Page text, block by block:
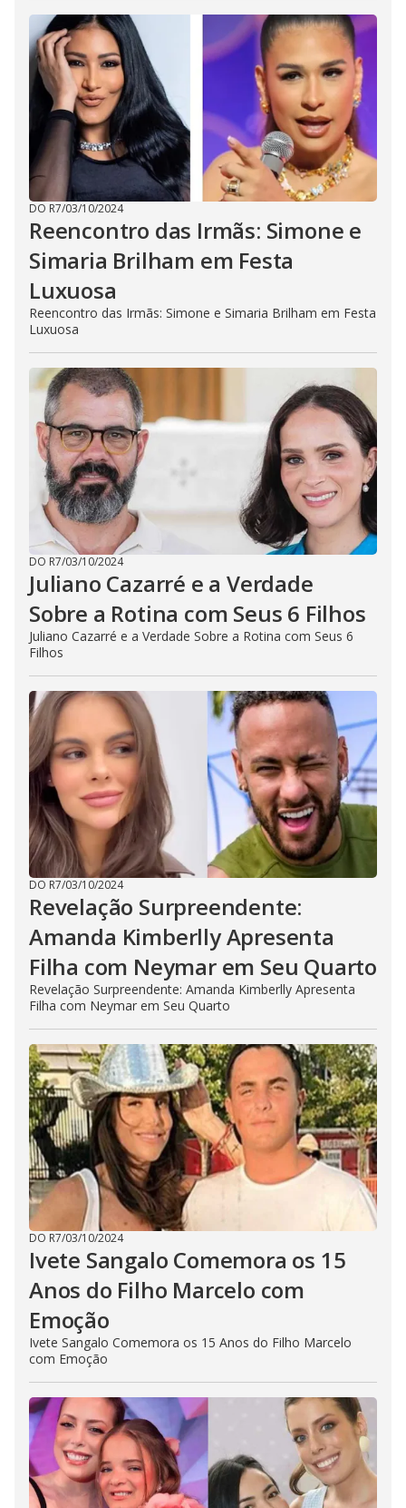
DO R7/03/10/2024
Reencontro das Irmãs: Simone e
Simaria Brilham em Festa
Luxuosa
Reencontro das Irmãs: Simone e Simaria Brilham em Festa
Luxuosa
DO R7/03/10/2024
Juliano Cazarré e a Verdade
Sobre a Rotina com Seus 6 Filhos
Juliano Cazarré e a Verdade Sobre a Rotina com Seus 6
Filhos
DO R7/03/10/2024
Revelação Surpreendente:
Amanda Kimberlly Apresenta
Filha com Neymar em Seu Quarto
Revelação Surpreendente: Amanda Kimberlly Apresenta
Filha com Neymar em Seu Quarto
DO R7/03/10/2024
Ivete Sangalo Comemora os 15
Anos do Filho Marcelo com
Emoção
Ivete Sangalo Comemora os 15 Anos do Filho Marcelo
com Emoção